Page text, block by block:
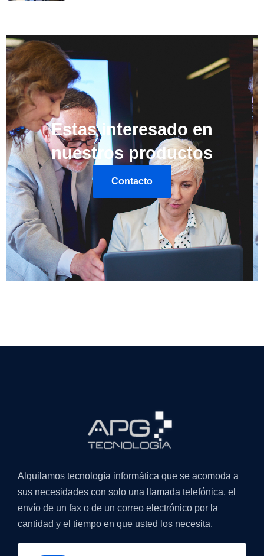
Estas interesado en
nuestros productos
Contacto
Alquilamos tecnología informática que se acomoda a
sus necesidades con solo una llamada telefónica, el
envío de un fax o de un correo electrónico por la
cantidad y el tiempo en que usted los necesita.